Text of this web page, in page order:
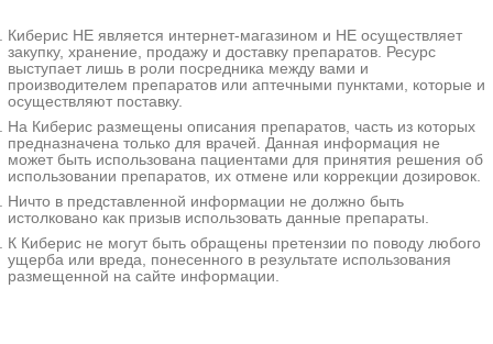
анастомозов
A16.30.047 Передняя экзентерация таза
✚A16.30.048 Остеопластика
✚A16.30.049 Радиочастотная абляция
новообразований костей под контролем
ультразвукового исследования
A16.30.050 Вертебропластика под лучевым
контролем
✚A16.30.051 Удаление внеорганной опухоли
A16.30.052 Отсроченная микрохирургическая
Киберис НЕ является интернет-магазином и НЕ осуществляет
закупку, хранение, продажу и доставку препаратов. Ресурс
выступает лишь в роли посредника между вами и
производителем препаратов или аптечными пунктами, которые и
осуществляют поставку.
На Киберис размещены описания препаратов, часть из которых
предназначена только для врачей. Данная информация не
может быть использована пациентами для принятия решения об
использовании препаратов, их отмене или коррекции дозировок.
Ничто в представленной информации не должно быть
истолковано как призыв использовать данные препараты.
К Киберис не могут быть обращены претензии по поводу любого
ущерба или вреда, понесенного в результате использования
размещенной на сайте информации.